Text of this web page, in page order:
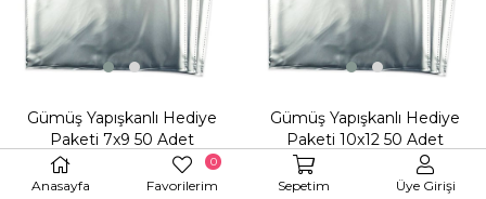
Gümüş Yapışkanlı Hediye
Paketi 7x9 50 Adet
Gümüş Yapışkanlı Hediye
Paketi 10x12 50 Adet
Anasayfa Favorilerim
0
Sepetim Üye Girişi